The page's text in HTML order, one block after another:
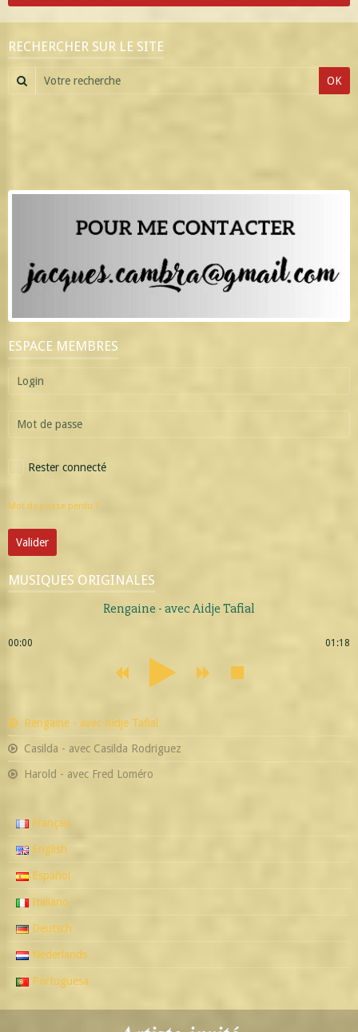
RECHERCHER SUR LE SITE
OK
ESPACE MEMBRES
Rester connecté
Mot de passe perdu ?
Valider
MUSIQUES ORIGINALES
Rengaine - avec Aidje Tafial
00:00 01:18
Rengaine - avec Aidje Tafial
Casilda - avec Casilda Rodriguez
Harold - avec Fred Loméro
Français
English
Español
Italiano
Deutsch
Nederlands
Portuguesa